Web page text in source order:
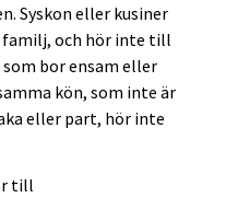
Syskon eller kusiner
och hör inte till
bor ensam eller
kön, som inte är
eller part, hör inte
till